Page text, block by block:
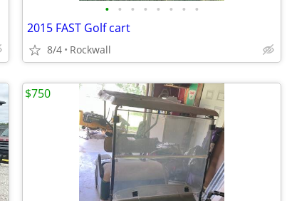
• • • • • • • •
2015 FAST Golf cart
8/4 Rockwall
$750